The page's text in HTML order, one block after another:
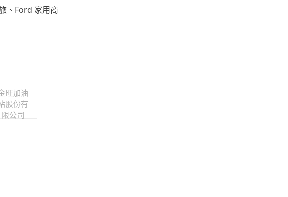
、Ford 家用商
旺加油
股份有
限公司